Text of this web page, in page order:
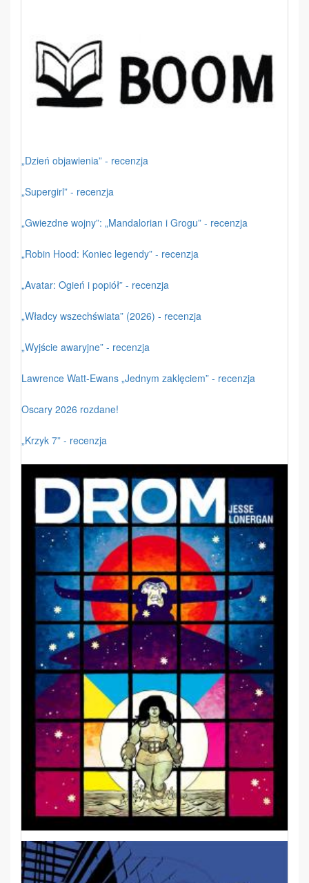
„Dzień objawienia” - recenzja
„Supergirl” - recenzja
„Gwiezdne wojny”: „Mandalorian i Grogu” - recenzja
„Robin Hood: Koniec legendy” - recenzja
„Avatar: Ogień i popiół” - recenzja
„Władcy wszechświata” (2026) - recenzja
„Wyjście awaryjne” - recenzja
Lawrence Watt-Ewans „Jednym zaklęciem” - recenzja
Oscary 2026 rozdane!
„Krzyk 7” - recenzja